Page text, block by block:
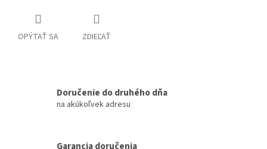
OPÝTAŤ SA ZDIEĽAŤ
Doručenie do druhého dňa
na akúkoľvek adresu
Garancia doručenia